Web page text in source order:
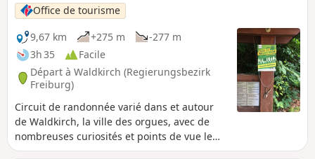
Office de tourisme
9,67 km
+275 m
-277 m
3h 35
Facile
Départ à Waldkirch (Regierungsbezirk
Freiburg)
Circuit de randonnée varié dans et autour
de Waldkirch, la ville des orgues, avec de
nombreuses curiosités et points de vue le
long du chemin.